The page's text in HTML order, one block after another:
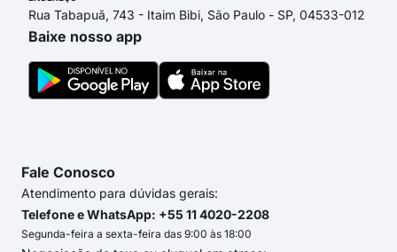
Rua Tabapuã, 743 - Itaim Bibi, São Paulo - SP, 04533-012
Baixe nosso app
Fale Conosco
Atendimento para dúvidas gerais:
Telefone e WhatsApp: +55 11 4020-2208
Segunda-feira a sexta-feira das 9:00 às 18:00